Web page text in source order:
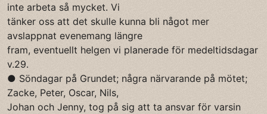
inte arbeta så mycket. Vi
tänker oss att det skulle kunna bli något mer
avslappnat evenemang längre
fram, eventuellt helgen vi planerade för medeltidsdagar
v.29.
● Söndagar på Grundet; några närvarande på mötet;
Zacke, Peter, Oscar, Nils,
Johan och Jenny, tog på sig att ta ansvar för varsin